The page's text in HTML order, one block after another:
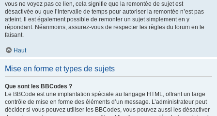
vous ne voyez pas ce lien, cela signifie que la remontée de sujet est
désactivée ou que l’intervalle de temps pour autoriser la remontée n’est pas
atteint. Il est également possible de remonter un sujet simplement en y
répondant. Néanmoins, assurez-vous de respecter les règles du forum en le
faisant.
Haut
Mise en forme et types de sujets
Que sont les BBCodes ?
Le BBCode est une implantation spéciale au langage HTML, offrant un large
contrôle de mise en forme des éléments d’un message. L’administrateur peut
décider si vous pouvez utiliser les BBCodes, vous pouvez aussi les désactiver